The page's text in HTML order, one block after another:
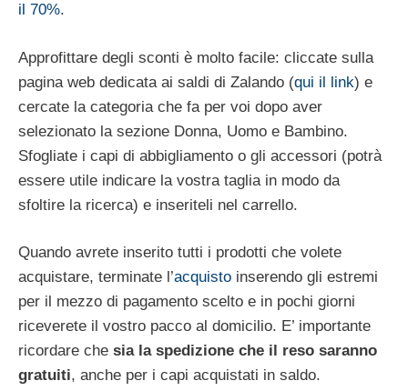
il 70%.
Approfittare degli sconti è molto facile: cliccate sulla
pagina web dedicata ai saldi di Zalando (qui il link) e
cercate la categoria che fa per voi dopo aver
selezionato la sezione Donna, Uomo e Bambino.
Sfogliate i capi di abbigliamento o gli accessori (potrà
essere utile indicare la vostra taglia in modo da
sfoltire la ricerca) e inseriteli nel carrello.
Quando avrete inserito tutti i prodotti che volete
acquistare, terminate l’acquisto inserendo gli estremi
per il mezzo di pagamento scelto e in pochi giorni
riceverete il vostro pacco al domicilio. E’ importante
ricordare che sia la spedizione che il reso saranno
gratuiti, anche per i capi acquistati in saldo.